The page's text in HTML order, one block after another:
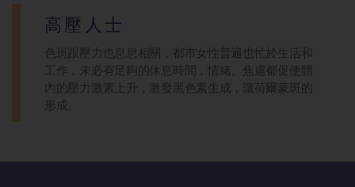
高壓人士
色斑跟壓力也息息相關，都市女性普遍也忙於生活和
工作，未必有足夠的休息時間，情緒、焦慮都促使體
內的壓力激素上升，激發黑色素生成，讓荷爾蒙斑的
形成。